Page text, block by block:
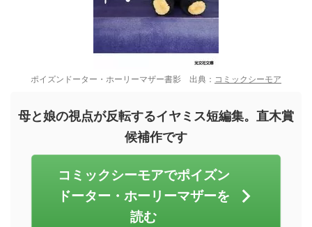
ポイズンドーター・ホーリーマザー書影 出典： コミックシーモア
母と娘の視点が反転するイヤミス短編集。直木賞
候補作です
コミックシーモアでポイズン
ドーター・ホーリーマザーを
読む